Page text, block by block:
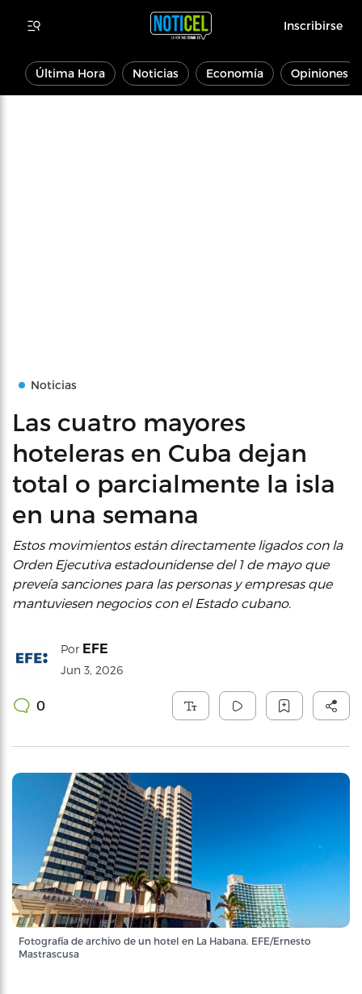
Inscribirse
Última Hora Noticias Economía Opiniones
Noticias
Las cuatro mayores
hoteleras en Cuba dejan
total o parcialmente la isla
en una semana
Estos movimientos están directamente ligados con la
Orden Ejecutiva estadounidense del 1 de mayo que
preveía sanciones para las personas y empresas que
mantuviesen negocios con el Estado cubano.
Por EFE
Jun 3, 2026
0
Fotografía de archivo de un hotel en La Habana. EFE/Ernesto
Mastrascusa